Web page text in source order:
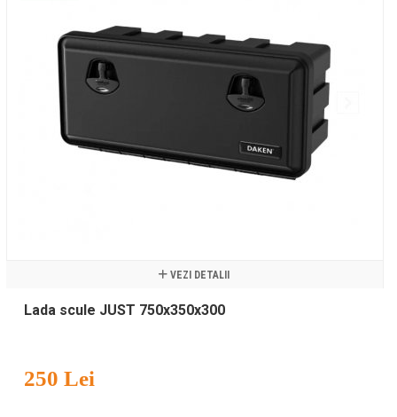
VEZI DETALII
Lada scule JUST 750x350x300
250 Lei